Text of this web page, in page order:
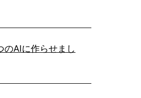
のAIに作らせまし